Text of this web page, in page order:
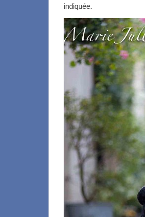
indiquée.